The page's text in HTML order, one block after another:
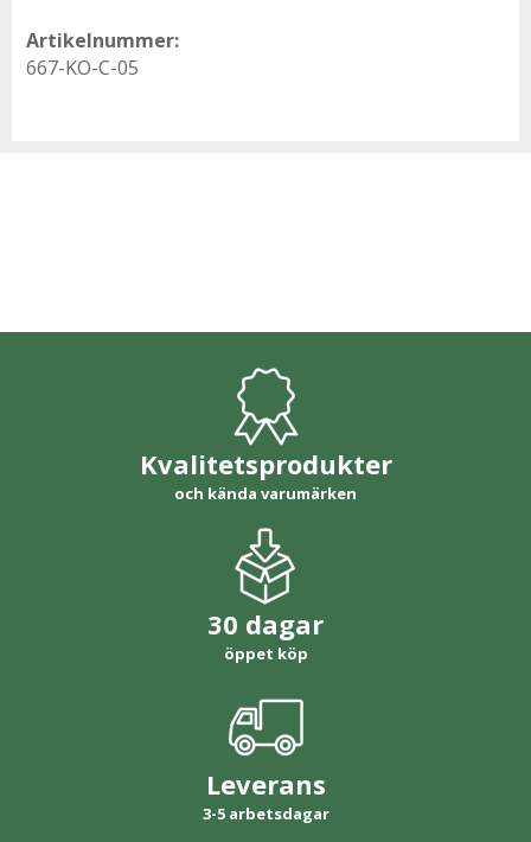
Artikelnummer:
667-KO-C-05
Kvalitetsprodukter
och kända varumärken
30 dagar
öppet köp
Leverans
3-5 arbetsdagar